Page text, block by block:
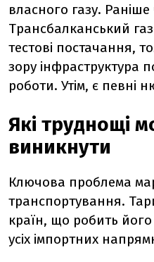
власного газу. Раніше
Трансбалканський
тестові постачання,
зору інфраструктура
роботи. Утім, є певні
Які труднощі
виникнути
Ключова проблема
транспортування.
країн, що робить
усіх імпортних